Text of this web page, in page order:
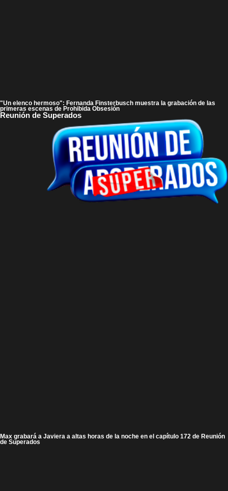
"Un elenco hermoso": Fernanda Finsterbusch muestra la grabación de las
primeras escenas de Prohibida Obsesión
Reunión de Superados
Max grabará a Javiera a altas horas de la noche en el capítulo 172 de Reunión
de Superados